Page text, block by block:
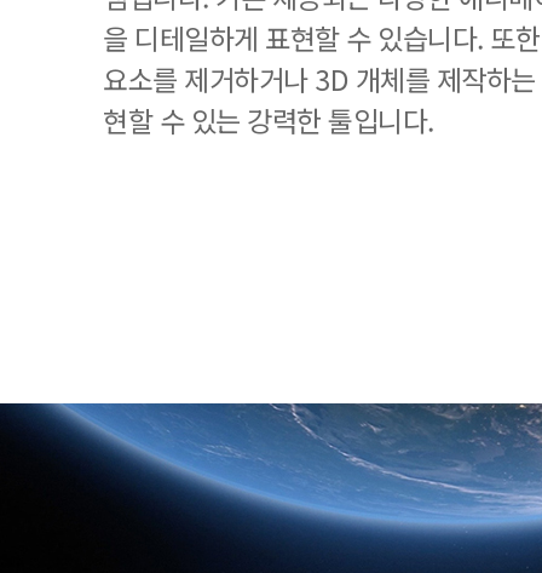
을 디테일하게 표현할 수 있습니다. 또
요소를 제거하거나 3D 개체를 제작하
현할 수 있는 강력한 툴입니다.